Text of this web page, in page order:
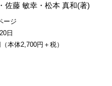
・佐藤 敏幸 ・松本 真和(著)
ージ
日
本体2,700円＋税）